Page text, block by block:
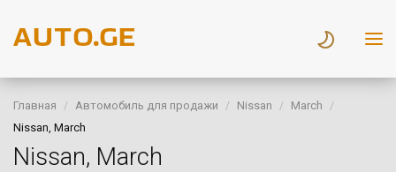
Главная Автомобиль для продажи Nissan
March
Nissan, March
Nissan, March